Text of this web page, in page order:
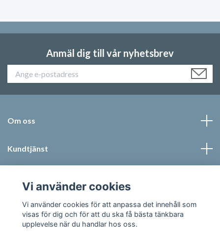
Anmäl dig till vår nyhetsbrev
Om oss
Kundtjänst
Sociala medier
Vi använder cookies
Vi använder cookies för att anpassa det innehåll som
visas för dig och för att du ska få bästa tänkbara
upplevelse när du handlar hos oss.